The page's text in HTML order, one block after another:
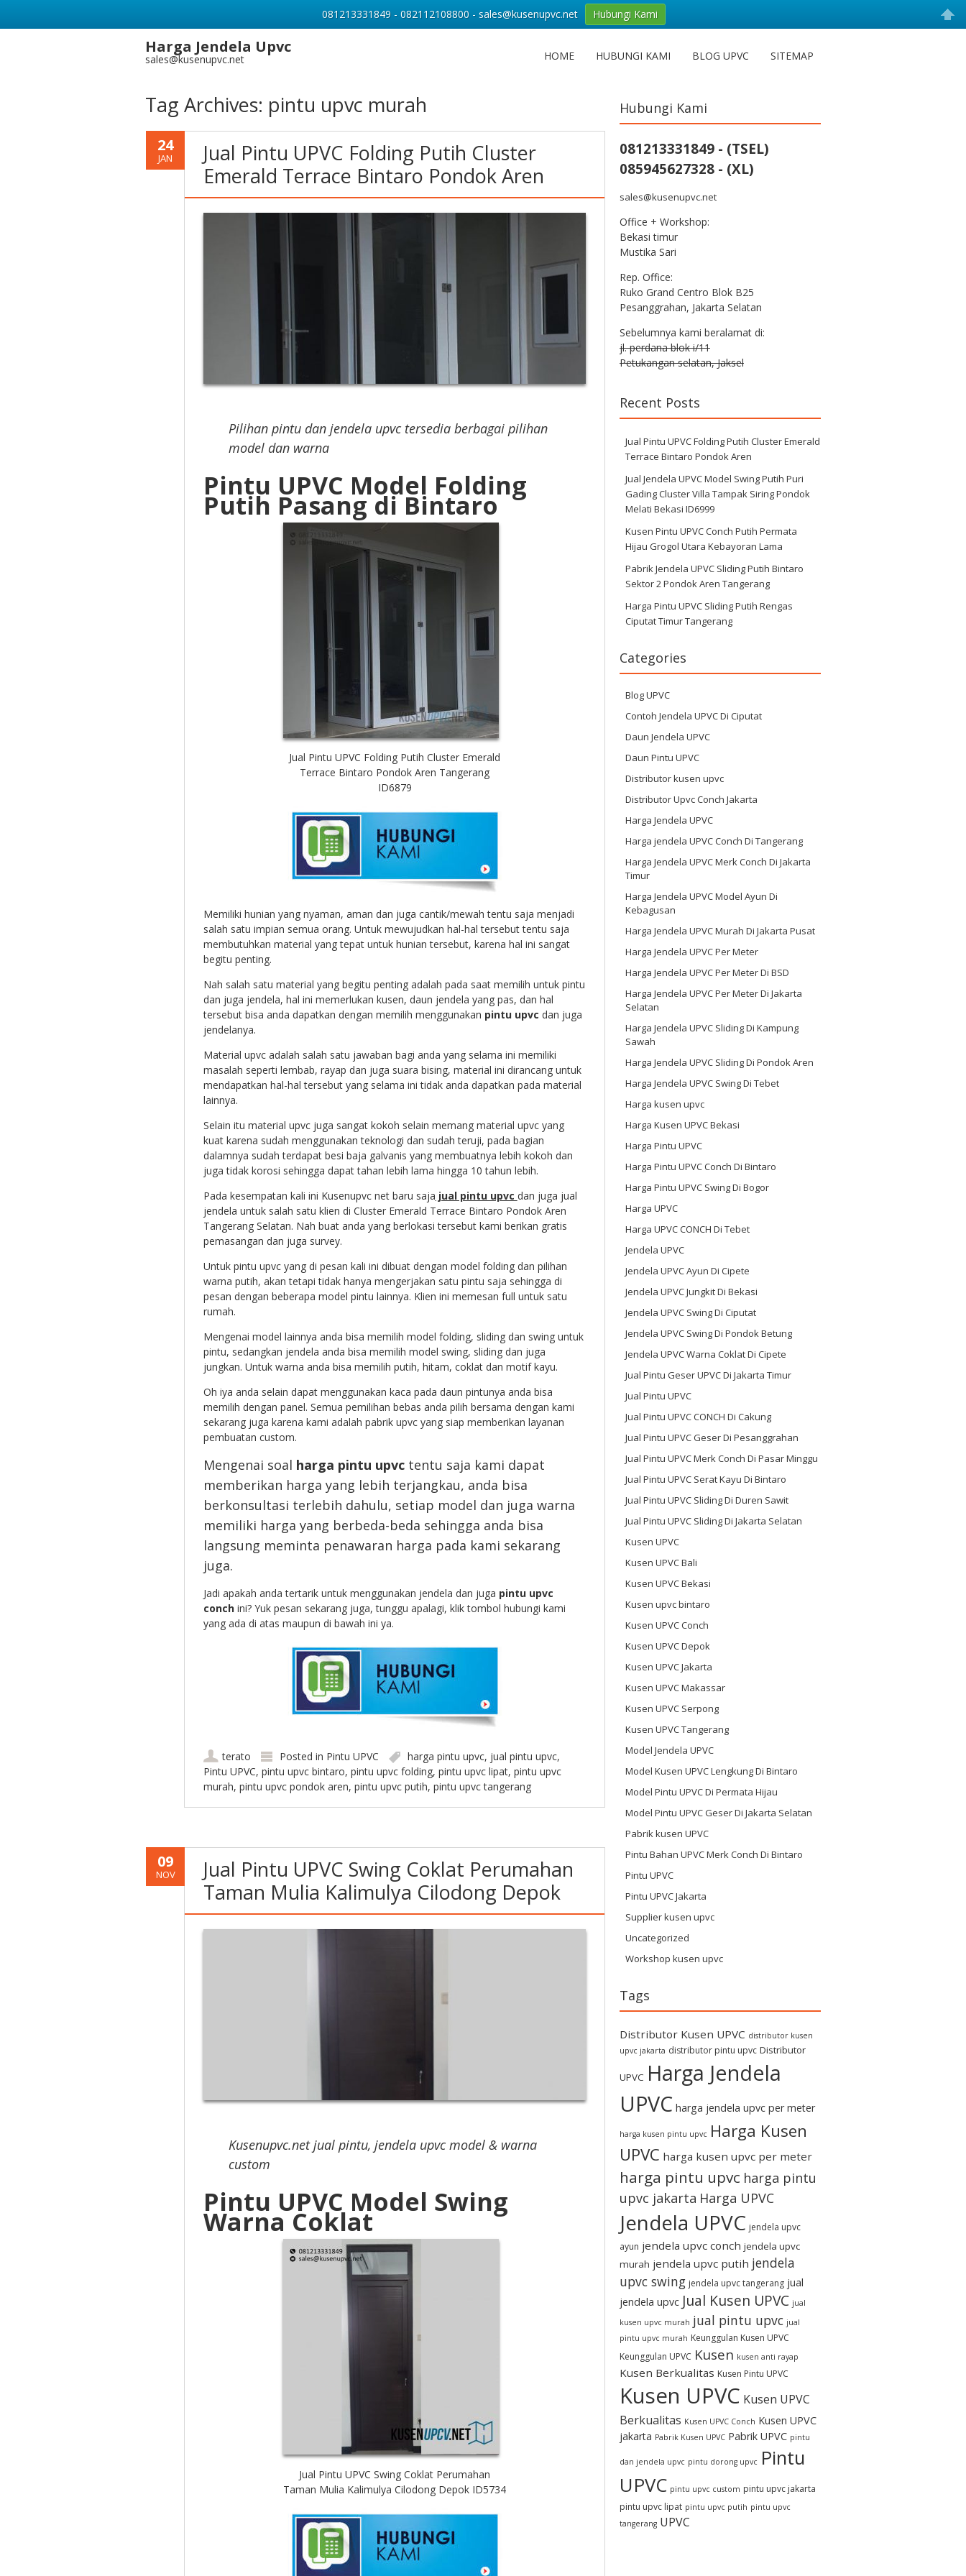
Harga Jendela Upvc
sales@kusenupvc.net HOME HUBUNGI KAMI BLOG UPVC SITEMAP
Tag Archives: pintu upvc murah
24
JAN
Jual Pintu UPVC Folding Putih Cluster
Emerald Terrace Bintaro Pondok Aren
Pilihan pintu dan jendela upvc tersedia berbagai pilihan
model dan warna
Pintu UPVC Model Folding
Putih Pasang di Bintaro
Jual Pintu UPVC Folding Putih Cluster Emerald
Terrace Bintaro Pondok Aren Tangerang
ID6879
Memiliki hunian yang nyaman, aman dan juga cantik/mewah tentu saja menjadi
salah satu impian semua orang. Untuk mewujudkan hal-hal tersebut tentu saja
membutuhkan material yang tepat untuk hunian tersebut, karena hal ini sangat
begitu penting.
Nah salah satu material yang begitu penting adalah pada saat memilih untuk pintu
dan juga jendela, hal ini memerlukan kusen, daun jendela yang pas, dan hal
tersebut bisa anda dapatkan dengan memilih menggunakan pintu upvc dan juga
jendelanya.
Material upvc adalah salah satu jawaban bagi anda yang selama ini memiliki
masalah seperti lembab, rayap dan juga suara bising, material ini dirancang untuk
mendapatkan hal-hal tersebut yang selama ini tidak anda dapatkan pada material
lainnya.
Selain itu material upvc juga sangat kokoh selain memang material upvc yang
kuat karena sudah menggunakan teknologi dan sudah teruji, pada bagian
dalamnya sudah terdapat besi baja galvanis yang membuatnya lebih kokoh dan
juga tidak korosi sehingga dapat tahan lebih lama hingga 10 tahun lebih.
Pada kesempatan kali ini Kusenupvc net baru saja jual pintu upvc dan juga jual
jendela untuk salah satu klien di Cluster Emerald Terrace Bintaro Pondok Aren
Tangerang Selatan. Nah buat anda yang berlokasi tersebut kami berikan gratis
pemasangan dan juga survey.
Untuk pintu upvc yang di pesan kali ini dibuat dengan model folding dan pilihan
warna putih, akan tetapi tidak hanya mengerjakan satu pintu saja sehingga di
pesan dengan beberapa model pintu lainnya. Klien ini memesan full untuk satu
rumah.
Mengenai model lainnya anda bisa memilih model folding, sliding dan swing untuk
pintu, sedangkan jendela anda bisa memilih model swing, sliding dan juga
jungkan. Untuk warna anda bisa memilih putih, hitam, coklat dan motif kayu.
Oh iya anda selain dapat menggunakan kaca pada daun pintunya anda bisa
memilih dengan panel. Semua pemilihan bebas anda pilih bersama dengan kami
sekarang juga karena kami adalah pabrik upvc yang siap memberikan layanan
pembuatan custom.
Mengenai soal harga pintu upvc tentu saja kami dapat
memberikan harga yang lebih terjangkau, anda bisa
berkonsultasi terlebih dahulu, setiap model dan juga warna
memiliki harga yang berbeda-beda sehingga anda bisa
langsung meminta penawaran harga pada kami sekarang
juga.
Jadi apakah anda tertarik untuk menggunakan jendela dan juga pintu upvc
conch ini? Yuk pesan sekarang juga, tunggu apalagi, klik tombol hubungi kami
yang ada di atas maupun di bawah ini ya.
terato Posted in Pintu UPVC harga pintu upvc, jual pintu upvc,
Pintu UPVC, pintu upvc bintaro, pintu upvc folding, pintu upvc lipat, pintu upvc
murah, pintu upvc pondok aren, pintu upvc putih, pintu upvc tangerang
09
NOV
Jual Pintu UPVC Swing Coklat Perumahan
Taman Mulia Kalimulya Cilodong Depok
Kusenupvc.net jual pintu, jendela upvc model & warna
custom
Pintu UPVC Model Swing
Warna Coklat
Jual Pintu UPVC Swing Coklat Perumahan
Taman Mulia Kalimulya Cilodong Depok ID5734
Hubungi Kami
081213331849 - (TSEL)
085945627328 - (XL)
sales@kusenupvc.net
Office + Workshop:
Bekasi timur
Mustika Sari
Rep. Office:
Ruko Grand Centro Blok B25
Pesanggrahan, Jakarta Selatan
Sebelumnya kami beralamat di:
jl. perdana blok i/11
Petukangan selatan, Jaksel
Recent Posts
Jual Pintu UPVC Folding Putih Cluster Emerald
Terrace Bintaro Pondok Aren
Jual Jendela UPVC Model Swing Putih Puri
Gading Cluster Villa Tampak Siring Pondok
Melati Bekasi ID6999
Kusen Pintu UPVC Conch Putih Permata
Hijau Grogol Utara Kebayoran Lama
Pabrik Jendela UPVC Sliding Putih Bintaro
Sektor 2 Pondok Aren Tangerang
Harga Pintu UPVC Sliding Putih Rengas
Ciputat Timur Tangerang
Categories
Blog UPVC
Contoh Jendela UPVC Di Ciputat
Daun Jendela UPVC
Daun Pintu UPVC
Distributor kusen upvc
Distributor Upvc Conch Jakarta
Harga Jendela UPVC
Harga jendela UPVC Conch Di Tangerang
Harga Jendela UPVC Merk Conch Di Jakarta
Timur
Harga Jendela UPVC Model Ayun Di
Kebagusan
Harga Jendela UPVC Murah Di Jakarta Pusat
Harga Jendela UPVC Per Meter
Harga Jendela UPVC Per Meter Di BSD
Harga Jendela UPVC Per Meter Di Jakarta
Selatan
Harga Jendela UPVC Sliding Di Kampung
Sawah
Harga Jendela UPVC Sliding Di Pondok Aren
Harga Jendela UPVC Swing Di Tebet
Harga kusen upvc
Harga Kusen UPVC Bekasi
Harga Pintu UPVC
Harga Pintu UPVC Conch Di Bintaro
Harga Pintu UPVC Swing Di Bogor
Harga UPVC
Harga UPVC CONCH Di Tebet
Jendela UPVC
Jendela UPVC Ayun Di Cipete
Jendela UPVC Jungkit Di Bekasi
Jendela UPVC Swing Di Ciputat
Jendela UPVC Swing Di Pondok Betung
Jendela UPVC Warna Coklat Di Cipete
Jual Pintu Geser UPVC Di Jakarta Timur
Jual Pintu UPVC
Jual Pintu UPVC CONCH Di Cakung
Jual Pintu UPVC Geser Di Pesanggrahan
Jual Pintu UPVC Merk Conch Di Pasar Minggu
Jual Pintu UPVC Serat Kayu Di Bintaro
Jual Pintu UPVC Sliding Di Duren Sawit
Jual Pintu UPVC Sliding Di Jakarta Selatan
Kusen UPVC
Kusen UPVC Bali
Kusen UPVC Bekasi
Kusen upvc bintaro
Kusen UPVC Conch
Kusen UPVC Depok
Kusen UPVC Jakarta
Kusen UPVC Makassar
Kusen UPVC Serpong
Kusen UPVC Tangerang
Model Jendela UPVC
Model Kusen UPVC Lengkung Di Bintaro
Model Pintu UPVC Di Permata Hijau
Model Pintu UPVC Geser Di Jakarta Selatan
Pabrik kusen UPVC
Pintu Bahan UPVC Merk Conch Di Bintaro
Pintu UPVC
Pintu UPVC Jakarta
Supplier kusen upvc
Uncategorized
Workshop kusen upvc
Tags
Distributor Kusen UPVC distributor kusen
upvc jakarta distributor pintu upvc Distributor
UPVC Harga Jendela
UPVC harga jendela upvc per meter
harga kusen pintu upvc Harga Kusen
UPVC harga kusen upvc per meter
harga pintu upvc harga pintu
upvc jakarta Harga UPVC
Jendela UPVC jendela upvc
ayun jendela upvc conch jendela upvc
murah jendela upvc putih jendela
upvc swing jendela upvc tangerang jual
jendela upvc Jual Kusen UPVC jual
kusen upvc murah jual pintu upvc jual
pintu upvc murah Keunggulan Kusen UPVC
Keunggulan UPVC Kusen kusen anti rayap
Kusen Berkualitas Kusen Pintu UPVC
Kusen UPVC Kusen UPVC
Berkualitas Kusen UPVC Conch Kusen UPVC
jakarta Pabrik Kusen UPVC Pabrik UPVC pintu
dan jendela upvc pintu dorong upvc Pintu
UPVC pintu upvc custom pintu upvc jakarta
pintu upvc lipat pintu upvc putih pintu upvc
tangerang UPVC
081213331849 - 082112108800 - sales@kusenupvc.net Hubungi Kami